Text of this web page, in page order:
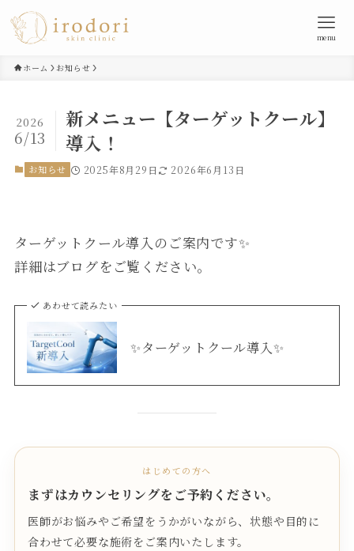
menu
ホーム お知らせ
新メニュー【ターゲットクール】
導入！
2026
6/13
お知らせ 2025年8月29日 2026年6月13日
ターゲットクール導入のご案内です✨
詳細はブログをご覧ください。
あわせて読みたい
✨ターゲットクール導入✨
はじめての方へ
まずはカウンセリングをご予約ください。
医師がお悩みやご希望をうかがいながら、状態や目的に
合わせて必要な施術をご案内いたします。